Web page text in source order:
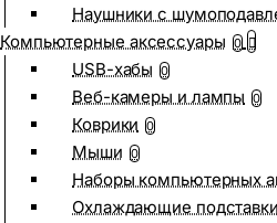
Наушники с
Компьютерные аксессуары 0
USB-хабы 0
Веб-камеры и лампы 0
Коврики 0
Мыши 0
Наборы компьютерных
Охлаждающие